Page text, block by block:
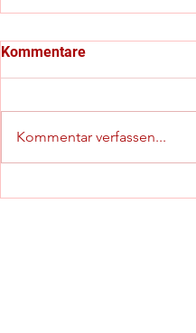
Kommentare
Kommentar verfassen...